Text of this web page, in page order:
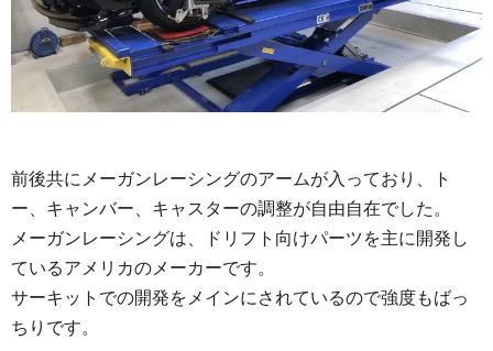
前後共にメーガンレーシングのアームが入っており、ト
ー、キャンバー、キャスターの調整が自由自在でした。
メーガンレーシングは、ドリフト向けパーツを主に開発し
ているアメリカのメーカーです。
サーキットでの開発をメインにされているので強度もばっ
ちりです。